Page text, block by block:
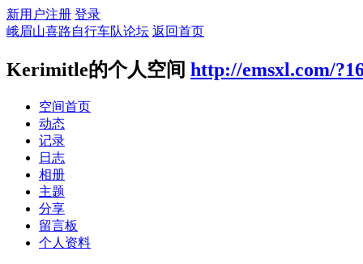
新用户注册 登录
峨眉山喜路自行车队论坛 返回首页
Kerimitle的个人空间 http://emsxl.com/
空间首页
动态
记录
日志
相册
主题
分享
留言板
个人资料